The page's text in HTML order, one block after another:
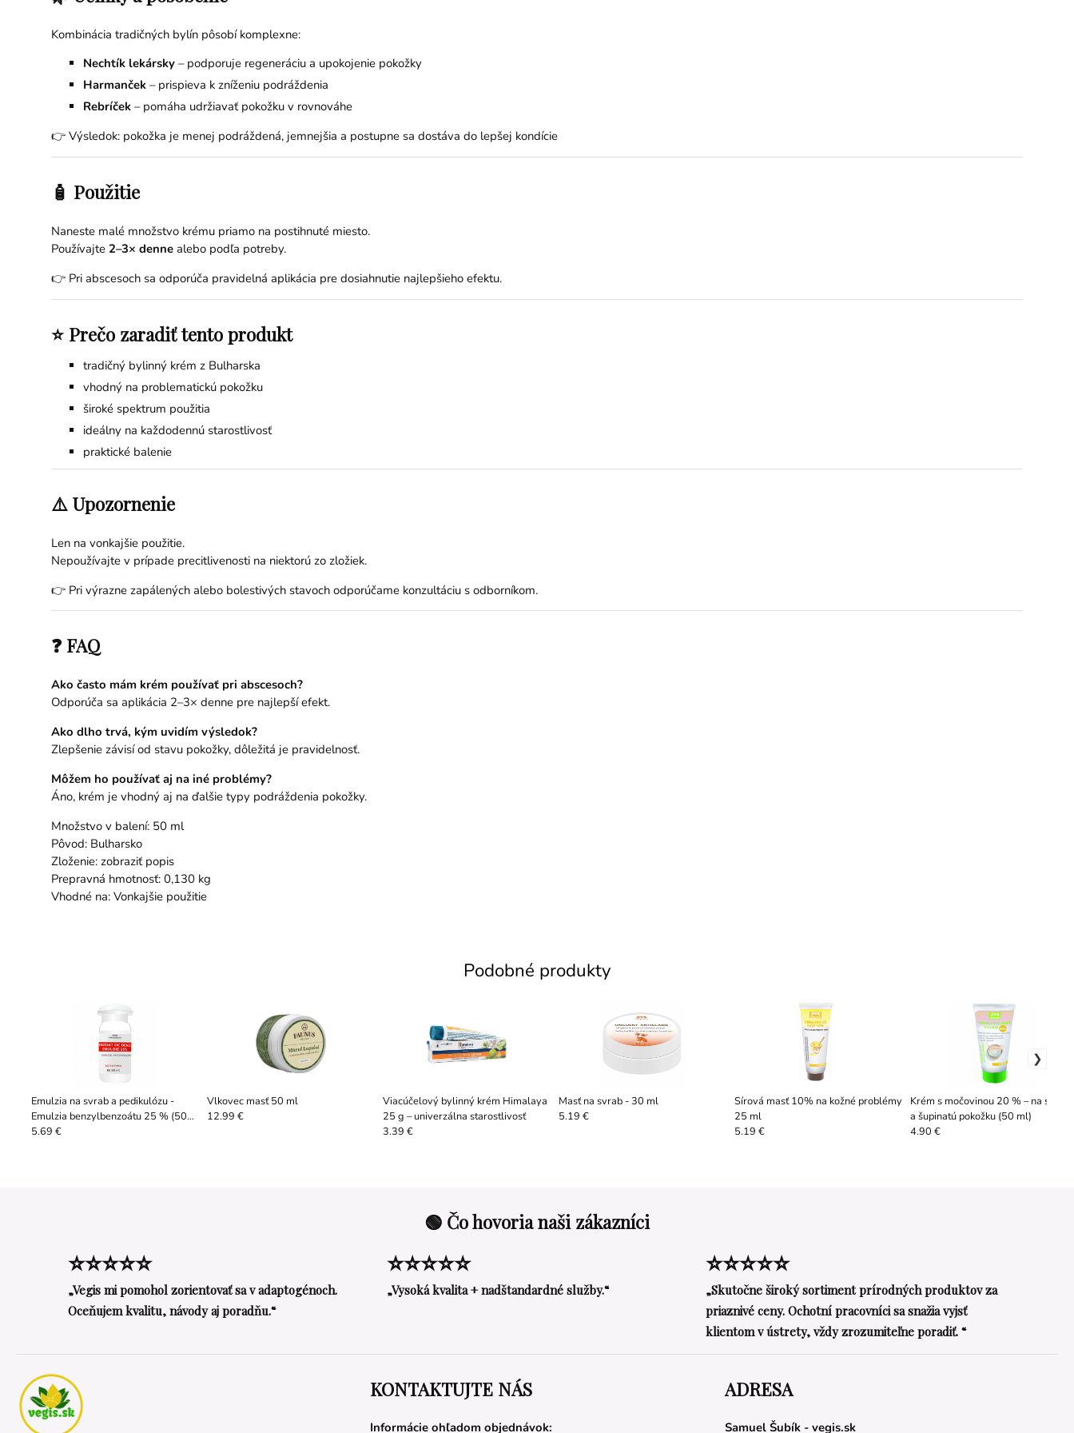
Kombinácia tradičných bylín pôsobí komplexne:
Nechtík lekársky– podporuje regeneráciu a upokojenie pokožky
Harmanček– prispieva k zníženiu podráždenia
Rebríček– pomáha udržiavať pokožku v rovnováhe
👉 Výsledok: pokožka je menej podráždená, jemnejšia a postupne sa dostáva do lepšej kondície
🧴 Použitie
Naneste malé množstvo krému priamo na postihnuté miesto.
Používajte 2–3× dennealebo podľa potreby.
👉 Pri abscesoch sa odporúča pravidelná aplikácia pre dosiahnutie najlepšieho efektu.
⭐ Prečo zaradiť tento produkt
tradičný bylinný krém z Bulharska
vhodný na problematickú pokožku
široké spektrum použitia
ideálny na každodennú starostlivosť
praktické balenie
⚠️ Upozornenie
Len na vonkajšie použitie.
Nepoužívajte v prípade precitlivenosti na niektorú zo zložiek.
👉 Pri výrazne zapálených alebo bolestivých stavoch odporúčame konzultáciu s odborníkom.
❓ FAQ
Ako často mám krém používať pri abscesoch?
Odporúča sa aplikácia 2–3× denne pre najlepší efekt.
Ako dlho trvá, kým uvidím výsledok?
Zlepšenie závisí od stavu pokožky, dôležitá je pravidelnosť.
Môžem ho používať aj na iné problémy?
Áno, krém je vhodný aj na ďalšie typy podráždenia pokožky.
Množstvo v balení: 50 ml
Pôvod: Bulharsko
Zloženie: zobraziť popis
Prepravná hmotnosť: 0,130 kg
Vhodné na: Vonkajšie použitie
Podobné produkty
Emulzia na svrab a pedikulózu -
Emulzia benzylbenzoátu 25 % (50
ml)
5.69 €
Vlkovec masť 50 ml
12.99 €
Viacúčelový bylinný krém Himalaya
25 g – univerzálna starostlivosť
3.39 €
Masť na svrab - 30 ml
5.19 €
Sírová masť 10% na kožné problémy
25 ml
5.19 €
Krém s močovinou 20 % – na suchú
a šupinatú pokožku (50 ml)
4.90 €
🟢 Čo hovoria naši zákazníci
⭐⭐⭐⭐⭐
„Vegis mi pomohol zorientovať sa v adaptogénoch.
Oceňujem kvalitu, návody aj poradňu.“
⭐⭐⭐⭐⭐
„Vysoká kvalita + nadštandardné služby.“
⭐⭐⭐⭐⭐
„Skutočne široký sortiment prírodných produktov za
priaznivé ceny. Ochotní pracovníci sa snažia vyjsť
klientom v ústrety, vždy zrozumiteľne poradiť. “
KONTAKTUJTE NÁS
Informácie ohľadom objednávok:
ADRESA
Samuel Šubík - vegis.sk